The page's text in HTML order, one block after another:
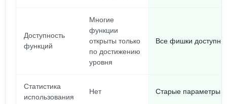
Доступность
функций
Многие
функции
открыты только
по достижению
уровня
Все фишки доступны
Статистика
использования
Нет Старые параметры